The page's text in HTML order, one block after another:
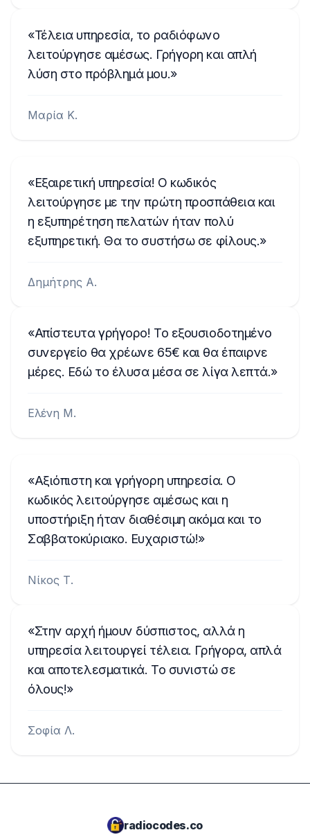
TQN1882123EA
W629
Τέλεια υπηρεσία, το ραδιόφωνο
λειτούργησε αμέσως. Γρήγορη και απλή
λύση στο πρόβλημά μου.
Μαρία Κ.
Εξαιρετική υπηρεσία! Ο κωδικός
λειτούργησε με την πρώτη προσπάθεια και
η εξυπηρέτηση πελατών ήταν πολύ
εξυπηρετική. Θα το συστήσω σε φίλους.
Δημήτρης Α.
Απίστευτα γρήγορο! Το εξουσιοδοτημένο
συνεργείο θα χρέωνε 65€ και θα έπαιρνε
μέρες. Εδώ το έλυσα μέσα σε λίγα λεπτά.
Ελένη Μ.
Αξιόπιστη και γρήγορη υπηρεσία. Ο
κωδικός λειτούργησε αμέσως και η
υποστήριξη ήταν διαθέσιμη ακόμα και το
Σαββατοκύριακο. Ευχαριστώ!
Νίκος Τ.
Στην αρχή ήμουν δύσπιστος, αλλά η
υπηρεσία λειτουργεί τέλεια. Γρήγορα, απλά
και αποτελεσματικά. Το συνιστώ σε
όλους!
Σοφία Λ.
radiocodes.co